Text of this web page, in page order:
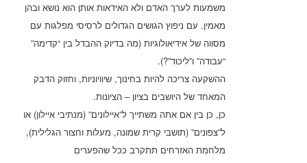
משמעות לערך האדם ולא האידאות אותן הוא נושא ובהן
מאמין. עם ניפוץ הגושים הגדולים לרסיסי מפלגות עם
מסווה של אידיאולוגיות (מה בדיוק ההבדל בין “קדימה”
“עבודה” ו”ליכוד”?).
ההשקעה צריכה להיות בחינוך, שיוויוניות, וחזוק הדבק
המאחד של היושבים בציון – הציונות.
כן, כן בין אם אתה משתייך ל”איילונים” (מנתיבי איילון) או
ל”צפונים” (תושבי קרית שמונה, מעלות וחצור הגלילית),
מלחמת האזרחים תתקרב ככל שהפערים